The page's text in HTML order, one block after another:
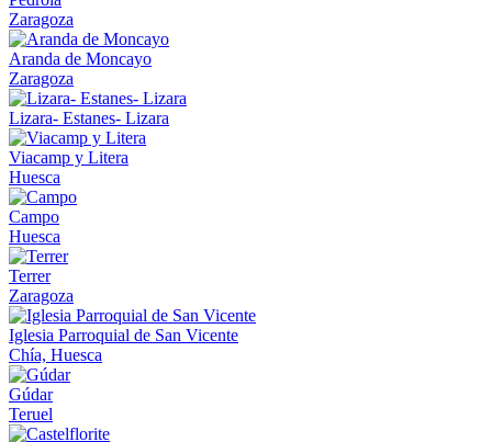
Zaragoza
Aranda de Moncayo
Zaragoza
Lizara- Estanes- Lizara
Viacamp y Litera
Huesca
Campo
Huesca
Terrer
Zaragoza
Iglesia Parroquial de San Vicente
Chía, Huesca
Gúdar
Teruel